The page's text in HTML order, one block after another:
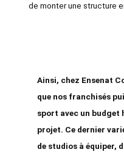
de monter une structure
Ainsi, chez Ensenat
que nos franchisés
sport avec un budget
projet. Ce dernier
de studios à équiper,